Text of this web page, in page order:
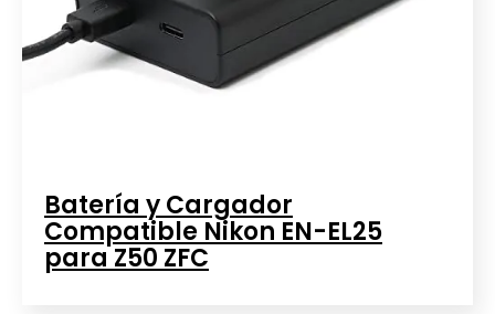
Batería y Cargador
Compatible Nikon EN-EL25
para Z50 ZFC